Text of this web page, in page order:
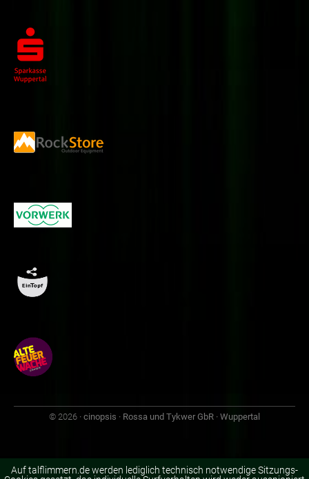
© 2026 · cinopsis · Rossa und Tykwer GbR · Wuppertal
Auf talflimmern.de werden lediglich technisch notwendige Sitzungs-